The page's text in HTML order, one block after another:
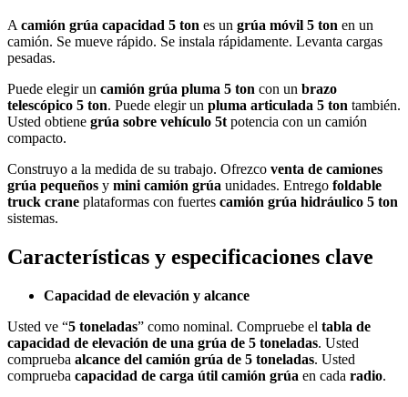
A camión grúa capacidad 5 ton es un grúa móvil 5 ton en un
camión. Se mueve rápido. Se instala rápidamente. Levanta cargas
pesadas.
Puede elegir un camión grúa pluma 5 ton con un brazo
telescópico 5 ton. Puede elegir un pluma articulada 5 ton también.
Usted obtiene grúa sobre vehículo 5t potencia con un camión
compacto.
Construyo a la medida de su trabajo. Ofrezco venta de camiones
grúa pequeños y mini camión grúa unidades. Entrego foldable
truck crane plataformas con fuertes camión grúa hidráulico 5 ton
sistemas.
Características y especificaciones clave
Capacidad de elevación y alcance
Usted ve “5 toneladas” como nominal. Compruebe el tabla de
capacidad de elevación de una grúa de 5 toneladas. Usted
comprueba alcance del camión grúa de 5 toneladas. Usted
comprueba capacidad de carga útil camión grúa en cada radio.